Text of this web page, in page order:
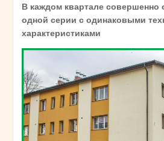
В каждом квартале совершенно
одной серии с одинаковыми
характеристиками